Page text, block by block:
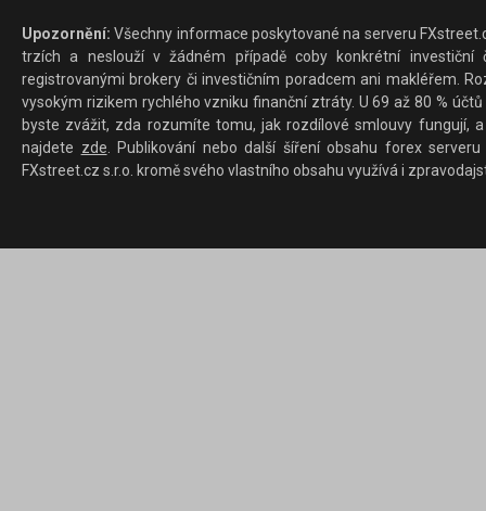
Upozornění: Všechny informace poskytované na serveru
trzích a neslouží v žádném případě coby konkrétní investiční
registrovanými brokery či investičním poradcem ani makléřem.
vysokým rizikem rychlého vzniku finanční ztráty. U 69 až 80 %
byste zvážit, zda rozumíte tomu, jak rozdílové smlouvy fungují,
najdete zde. Publikování nebo další šíření obsahu forex
FXstreet.cz s.r.o. kromě svého vlastního obsahu využívá i